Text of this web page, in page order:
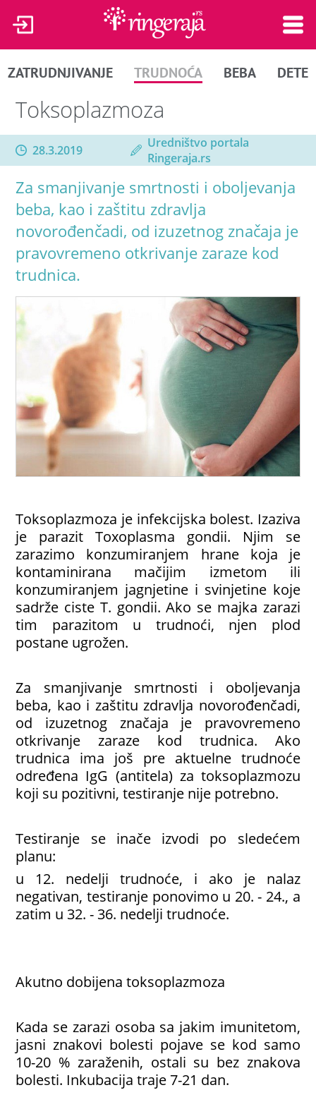
ZATRUDNJIVANJE TRUDNOĆA BEBA DETE
Toksoplazmoza
28.3.2019
Uredništvo portala
Ringeraja.rs
Za smanjivanje smrtnosti i oboljevanja
beba, kao i zaštitu zdravlja
novorođenčadi, od izuzetnog značaja je
pravovremeno otkrivanje zaraze kod
trudnica.
Toksoplazmoza je infekcijska bolest. Izaziva
je parazit Toxoplasma gondii. Njim se
zarazimo konzumiranjem hrane koja je
kontaminirana mačijim izmetom ili
konzumiranjem jagnjetine i svinjetine koje
sadrže ciste T. gondii. Ako se majka zarazi
tim parazitom u trudnoći, njen plod
postane ugrožen.
Za smanjivanje smrtnosti i oboljevanja
beba, kao i zaštitu zdravlja novorođenčadi,
od izuzetnog značaja je pravovremeno
otkrivanje zaraze kod trudnica. Ako
trudnica ima još pre aktuelne trudnoće
određena IgG (antitela) za toksoplazmozu
koji su pozitivni, testiranje nije potrebno.
Testiranje se inače izvodi po sledećem
planu:
u 12. nedelji trudnoće, i ako je nalaz
negativan, testiranje ponovimo u 20. - 24., a
zatim u 32. - 36. nedelji trudnoće.
Akutno dobijena toksoplazmoza
Kada se zarazi osoba sa jakim imunitetom,
jasni znakovi bolesti pojave se kod samo
10-20 % zaraženih, ostali su bez znakova
bolesti. Inkubacija traje 7-21 dan.